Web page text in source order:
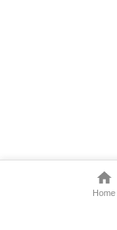
Home